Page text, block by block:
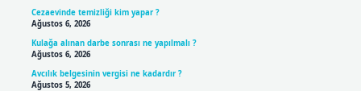
Cezaevinde temizliği kim yapar ?
Ağustos 6, 2026
Kulağa alınan darbe sonrası ne yapılmalı ?
Ağustos 6, 2026
Avcılık belgesinin vergisi ne kadardır ?
Ağustos 5, 2026